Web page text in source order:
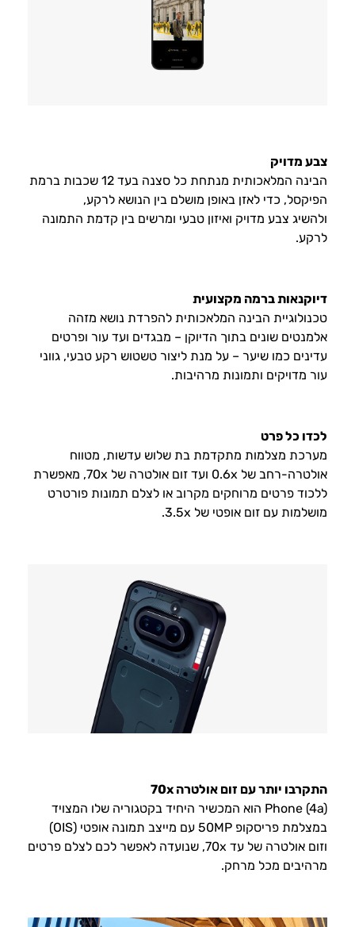
צבע מדויק
הבינה המלאכותית מנתחת כל סצנה בעד 12 שכבות ברמת
הפיקסל, כדי לאזן באופן מושלם בין הנושא לרקע,
ולהשיג צבע מדויק ואיזון טבעי ומרשים בין קדמת התמונה
לרקע.
דיוקנאות ברמה מקצועית
טכנולוגיית הבינה המלאכותית להפרדת נושא מזהה
אלמנטים שונים בתוך הדיוקן – מבגדים ועד עור ופרטים
עדינים כמו שיער – על מנת ליצור טשטוש רקע טבעי, גווני
עור מדויקים ותמונות מרהיבות.
לכדו כל פרט
מערכת מצלמות מתקדמת בת שלוש עדשות, מטווח
אולטרה-רחב של ‎0.6x‎ ועד זום אולטרה של ‎70x‎, מאפשרת
ללכוד פרטים מרוחקים מקרוב או לצלם תמונות פורטרט
מושלמות עם זום אופטי של ‎3.5x‎.
התקרבו יותר עם זום אולטרה 70x
Phone (4a) הוא המכשיר היחיד בקטגוריה שלו המצויד
במצלמת פריסקופ 50MP עם מייצב תמונה אופטי (OIS)
וזום אולטרה של עד 70x, שנועדה לאפשר לכם לצלם פרטים
מרהיבים מכל מרחק.